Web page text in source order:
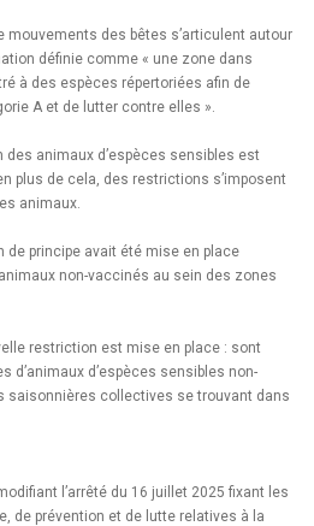
des bêtes s’articulent autour
définie comme « une zone dans
à des espèces répertoriées afin de
A et de lutter contre elles ».
animaux d’espèces sensibles est
plus de cela, des restrictions s’imposent
animaux.
de principe avait été mise en place
non-vaccinés au sein des zones
restriction est mise en place : sont
d’animaux d’espèces sensibles non-
saisonnières collectives se trouvant dans
l’arrêté du 16 juillet 2025 fixant les
de prévention et de lutte relatives à la